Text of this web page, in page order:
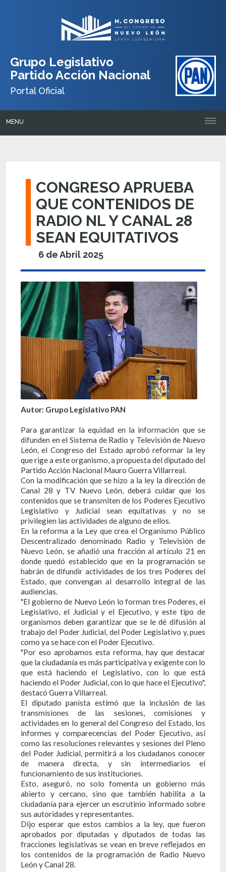
Grupo Legislativo
Partido Acción Nacional
Portal Oficial
MENU
CONGRESO APRUEBA
QUE CONTENIDOS DE
RADIO NL Y CANAL 28
SEAN EQUITATIVOS
6 de Abril 2025
Autor: Grupo Legislativo PAN
Para garantizar la equidad en la información que se
difunden en el Sistema de Radio y Televisión de Nuevo
León, el Congreso del Estado aprobó reformar la ley
que rige a este organismo, a propuesta del diputado del
Partido Acción Nacional Mauro Guerra Villarreal.
Con la modificación que se hizo a la ley la dirección de
Canal 28 y TV Nuevo León, deberá cuidar que los
contenidos que se transmiten de los Poderes Ejecutivo
Legislativo y Judicial sean equitativas y no se
privilegien las actividades de alguno de ellos.
En la reforma a la Ley que crea el Organismo Público
Descentralizado denominado Radio y Televisión de
Nuevo León, se añadió una fracción al artículo 21 en
donde quedó establecido que en la programación se
habrán de difundir actividades de los tres Poderes del
Estado, que convengan al desarrollo integral de las
audiencias.
"El gobierno de Nuevo León lo forman tres Poderes, el
Legislativo, el Judicial y el Ejecutivo, y este tipo de
organismos deben garantizar que se le dé difusión al
trabajo del Poder Judicial, del Poder Legislativo y, pues
como ya se hace con el Poder Ejecutivo.
"Por eso aprobamos esta reforma, hay que destacar
que la ciudadanía es más participativa y exigente con lo
que está haciendo el Legislativo, con lo que está
haciendo el Poder Judicial, con lo que hace el Ejecutivo",
destacó Guerra Villarreal.
El diputado panista estimó que la inclusión de las
transmisiones de las sesiones, comisiones y
actividades en lo general del Congreso del Estado, los
informes y comparecencias del Poder Ejecutivo, así
como las resoluciones relevantes y sesiones del Pleno
del Poder Judicial, permitirá a los ciudadanos conocer
de manera directa, y sin intermediarios el
funcionamiento de sus instituciones.
Esto, aseguró, no solo fomenta un gobierno más
abierto y cercano, sino que también habilita a la
ciudadanía para ejercer un escrutinio informado sobre
sus autoridades y representantes.
Dijo esperar que estos cambios a la ley, que fueron
aprobados por diputadas y diputados de todas las
fracciones legislativas se vean en breve reflejados en
los contenidos de la programación de Radio Nuevo
León y Canal 28.